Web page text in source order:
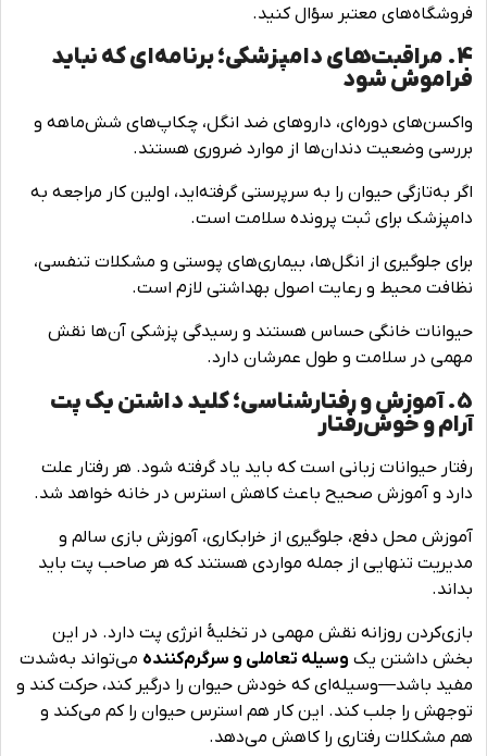
فروشگاه‌های معتبر سؤال کنید.
4. مراقبت‌های دامپزشکی؛ برنامه‌ای که نباید
فراموش شود
واکسن‌های دوره‌ای، داروهای ضد انگل، چکاپ‌های شش‌ماهه و
بررسی وضعیت دندان‌ها از موارد ضروری هستند.
اگر به‌تازگی حیوان را به سرپرستی گرفته‌اید، اولین کار مراجعه به
دامپزشک برای ثبت پرونده سلامت است.
برای جلوگیری از انگل‌ها، بیماری‌های پوستی و مشکلات تنفسی،
نظافت محیط و رعایت اصول بهداشتی لازم است.
حیوانات خانگی حساس هستند و رسیدگی پزشکی آن‌ها نقش
مهمی در سلامت و طول عمرشان دارد.
5. آموزش و رفتارشناسی؛ کلید داشتن یک پت
آرام و خوش‌رفتار
رفتار حیوانات زبانی است که باید یاد گرفته شود. هر رفتار علت
دارد و آموزش صحیح باعث کاهش استرس در خانه خواهد شد.
آموزش محل دفع، جلوگیری از خرابکاری، آموزش بازی سالم و
مدیریت تنهایی از جمله مواردی هستند که هر صاحب پت باید
بداند.
بازی‌کردن روزانه نقش مهمی در تخلیۀ انرژی پت دارد. در این
بخش داشتن یک وسیله تعاملی و سرگرم‌کننده می‌تواند به‌شدت
مفید باشد—وسیله‌ای که خودش حیوان را درگیر کند، حرکت کند و
توجهش را جلب کند. این کار هم استرس حیوان را کم می‌کند و
هم مشکلات رفتاری را کاهش می‌دهد.